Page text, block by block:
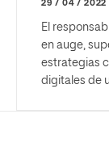
29 / 04 / 2022
El
en auge,
estrategias
digitales de